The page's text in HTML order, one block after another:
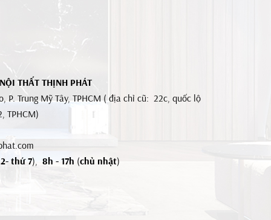
THẤT THỊNH PHÁT
P. Trung Mỹ Tây, TPHCM ( địa chỉ cũ: 22c, quốc lộ
TPHCM)
thứ 7), 8h - 17h (chủ nhật)